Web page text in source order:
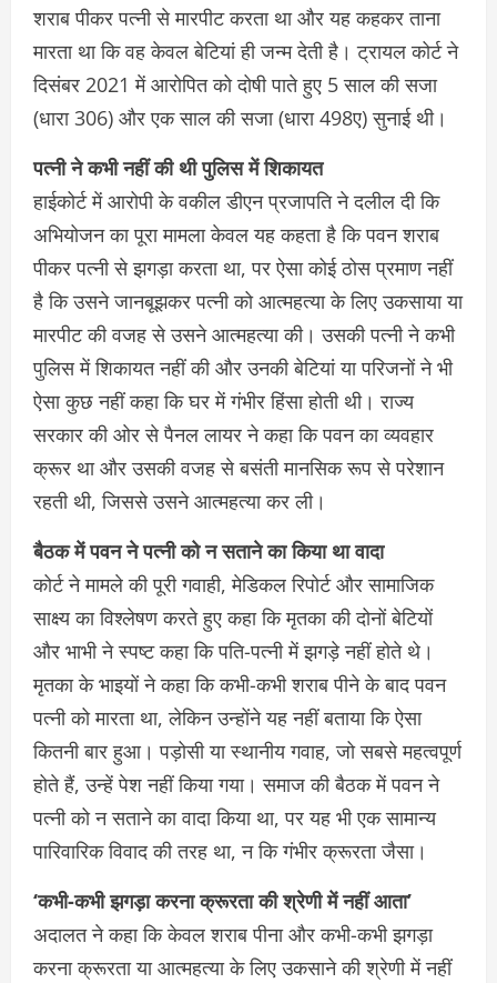
शराब पीकर पत्नी से मारपीट करता था और यह कहकर ताना
मारता था कि वह केवल बेटियां ही जन्म देती है। ट्रायल कोर्ट ने
दिसंबर 2021 में आरोपित को दोषी पाते हुए 5 साल की सजा
(धारा 306) और एक साल की सजा (धारा 498ए) सुनाई थी।
पत्नी ने कभी नहीं की थी पुलिस में शिकायत
हाईकोर्ट में आरोपी के वकील डीएन प्रजापति ने दलील दी कि
अभियोजन का पूरा मामला केवल यह कहता है कि पवन शराब
पीकर पत्नी से झगड़ा करता था, पर ऐसा कोई ठोस प्रमाण नहीं
है कि उसने जानबूझकर पत्नी को आत्महत्या के लिए उकसाया या
मारपीट की वजह से उसने आत्महत्या की। उसकी पत्नी ने कभी
पुलिस में शिकायत नहीं की और उनकी बेटियां या परिजनों ने भी
ऐसा कुछ नहीं कहा कि घर में गंभीर हिंसा होती थी। राज्य
सरकार की ओर से पैनल लायर ने कहा कि पवन का व्यवहार
क्रूर था और उसकी वजह से बसंती मानसिक रूप से परेशान
रहती थी, जिससे उसने आत्महत्या कर ली।
बैठक में पवन ने पत्नी को न सताने का किया था वादा
कोर्ट ने मामले की पूरी गवाही, मेडिकल रिपोर्ट और सामाजिक
साक्ष्य का विश्लेषण करते हुए कहा कि मृतका की दोनों बेटियों
और भाभी ने स्पष्ट कहा कि पति-पत्नी में झगड़े नहीं होते थे।
मृतका के भाइयों ने कहा कि कभी-कभी शराब पीने के बाद पवन
पत्नी को मारता था, लेकिन उन्होंने यह नहीं बताया कि ऐसा
कितनी बार हुआ। पड़ोसी या स्थानीय गवाह, जो सबसे महत्वपूर्ण
होते हैं, उन्हें पेश नहीं किया गया। समाज की बैठक में पवन ने
पत्नी को न सताने का वादा किया था, पर यह भी एक सामान्य
पारिवारिक विवाद की तरह था, न कि गंभीर क्रूरता जैसा।
‘कभी-कभी झगड़ा करना क्रूरता की श्रेणी में नहीं आता’
अदालत ने कहा कि केवल शराब पीना और कभी-कभी झगड़ा
करना क्रूरता या आत्महत्या के लिए उकसाने की श्रेणी में नहीं